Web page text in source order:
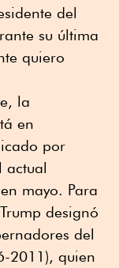
del
su última
quiero
la
en
por
actual
mayo. Para
designó
del
2011), quien